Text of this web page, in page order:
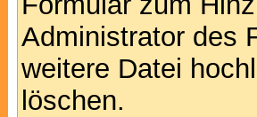
Administrator des
weitere Datei
löschen.